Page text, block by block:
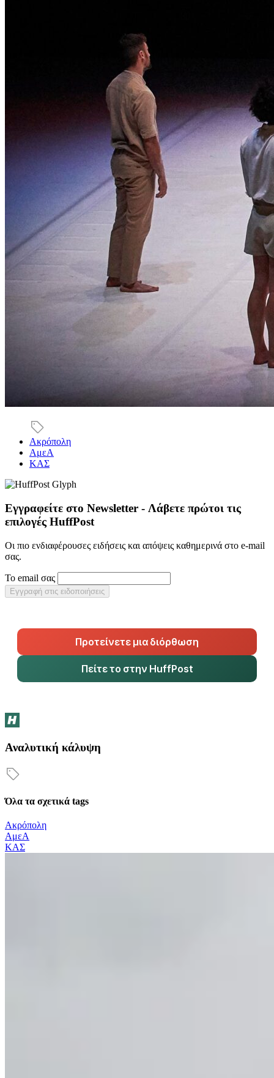
Ακρόπολη
ΑμεΑ
ΚΑΣ
Εγγραφείτε στο Newsletter - Λάβετε πρώτοι τις
επιλογές HuffPost
Οι πιο ενδιαφέρουσες ειδήσεις και απόψεις καθημερινά στο e-mail
σας.
Το email σας
Εγγραφή στις ειδοποιήσεις
Προτείνετε μια διόρθωση
Πείτε το στην HuffPost
Αναλυτική κάλυψη
Όλα τα σχετικά tags
Ακρόπολη
ΑμεΑ
ΚΑΣ